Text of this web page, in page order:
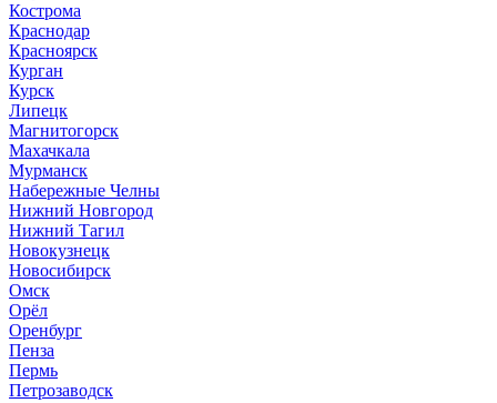
Кострома
Краснодар
Красноярск
Курган
Курск
Липецк
Магнитогорск
Махачкала
Мурманск
Набережные Челны
Нижний Новгород
Нижний Тагил
Новокузнецк
Новосибирск
Омск
Орёл
Оренбург
Пенза
Пермь
Петрозаводск